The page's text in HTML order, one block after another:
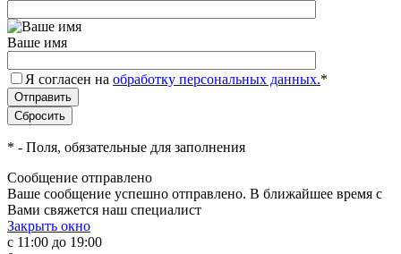
Ваше имя
Я согласен на обработку персональных данных.*
* - Поля, обязательные для заполнения
Сообщение отправлено
Ваше сообщение успешно отправлено. В ближайшее время с
Вами свяжется наш специалист
Закрыть окно
с 11:00 до 19:00